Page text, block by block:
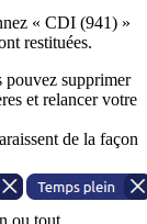
« CDI (941) »
restituées.
pouvez supprimer
et relancer votre
de la façon